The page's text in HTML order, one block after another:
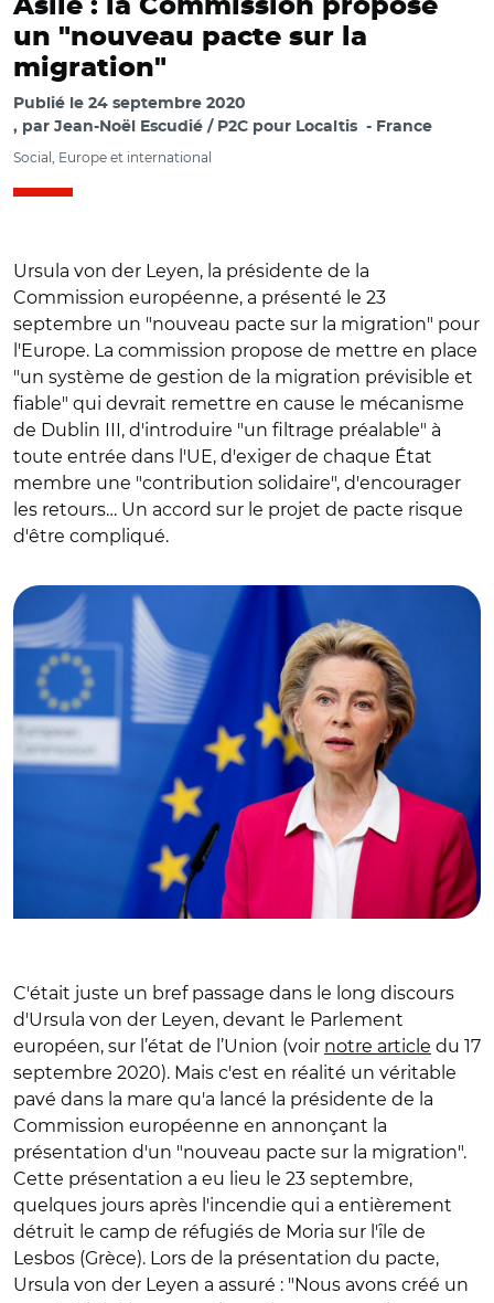
Asile : la Commission propose
un "nouveau pacte sur la
migration"
Publié le 24 septembre 2020
par Jean-Noël Escudié / P2C pour Localtis France
Social, Europe et international
Ursula von der Leyen, la présidente de la
Commission européenne, a présenté le 23
septembre un "nouveau pacte sur la migration" pour
l'Europe. La commission propose de mettre en place
"un système de gestion de la migration prévisible et
fiable" qui devrait remettre en cause le mécanisme
de Dublin III, d'introduire "un filtrage préalable" à
toute entrée dans l'UE, d'exiger de chaque État
membre une "contribution solidaire", d'encourager
les retours… Un accord sur le projet de pacte risque
d'être compliqué.
C'était juste un bref passage dans le long discours
d'Ursula von der Leyen, devant le Parlement
européen, sur l’état de l’Union (voir notre article du 17
septembre 2020). Mais c'est en réalité un véritable
pavé dans la mare qu'a lancé la présidente de la
Commission européenne en annonçant la
présentation d'un "nouveau pacte sur la migration".
Cette présentation a eu lieu le 23 septembre,
quelques jours après l'incendie qui a entièrement
détruit le camp de réfugiés de Moria sur l'île de
Lesbos (Grèce). Lors de la présentation du pacte,
Ursula von der Leyen a assuré : "Nous avons créé un